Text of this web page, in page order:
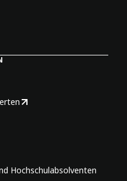
Hochschulabsolventen